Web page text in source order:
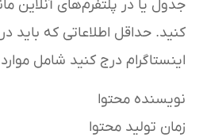
جدول یا در پلتفرم‌های آنلاین
کنید. حداقل اطلاعاتی که باید
اینستاگرام درج کنید شامل
نویسنده محتوا
زمان تولید محتوا